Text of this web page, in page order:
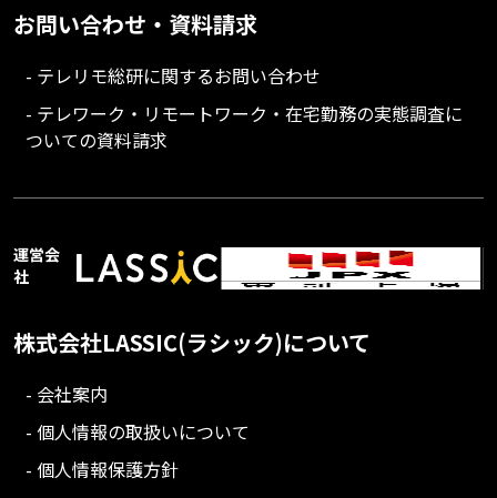
お問い合わせ・資料請求
- テレリモ総研に関するお問い合わせ
- テレワーク・リモートワーク・在宅勤務の実態調査に
ついての資料請求
運営会
社
株式会社LASSIC(ラシック)について
- 会社案内
- 個人情報の取扱いについて
- 個人情報保護方針